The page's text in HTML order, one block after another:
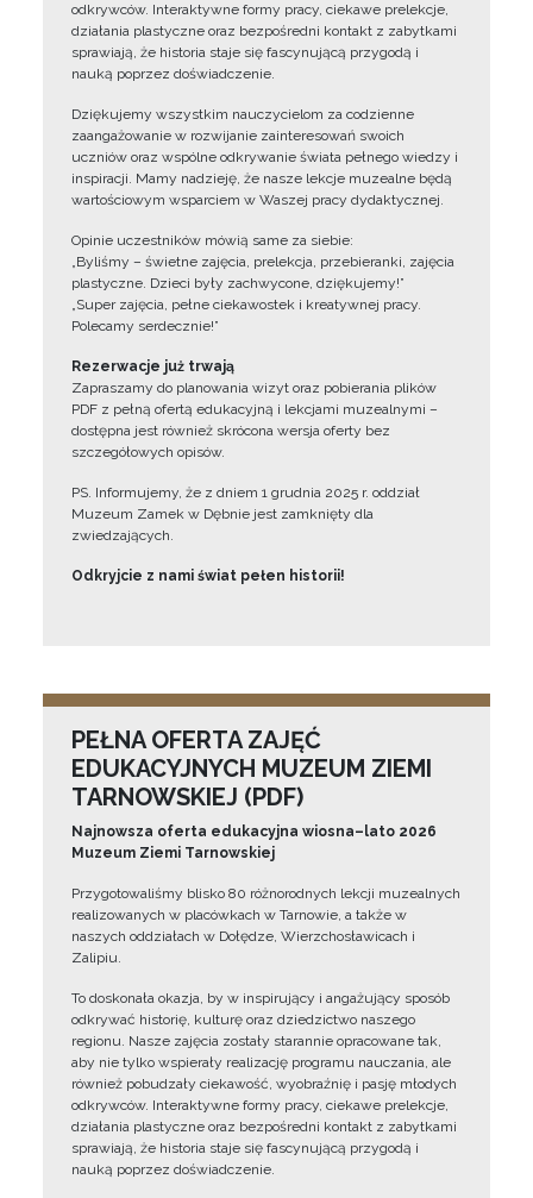
odkrywców. Interaktywne formy pracy, ciekawe prelekcje,
działania plastyczne oraz bezpośredni kontakt z zabytkami
sprawiają, że historia staje się fascynującą przygodą i
nauką poprzez doświadczenie.
Dziękujemy wszystkim nauczycielom za codzienne
zaangażowanie w rozwijanie zainteresowań swoich
uczniów oraz wspólne odkrywanie świata pełnego wiedzy i
inspiracji. Mamy nadzieję, że nasze lekcje muzealne będą
wartościowym wsparciem w Waszej pracy dydaktycznej.
Opinie uczestników mówią same za siebie:
„Byliśmy – świetne zajęcia, prelekcja, przebieranki, zajęcia
plastyczne. Dzieci były zachwycone, dziękujemy!”
„Super zajęcia, pełne ciekawostek i kreatywnej pracy.
Polecamy serdecznie!”
Rezerwacje już trwają
Zapraszamy do planowania wizyt oraz pobierania plików
PDF z pełną ofertą edukacyjną i lekcjami muzealnymi –
dostępna jest również skrócona wersja oferty bez
szczegółowych opisów.
PS. Informujemy, że z dniem 1 grudnia 2025 r. oddział
Muzeum Zamek w Dębnie jest zamknięty dla
zwiedzających.
Odkryjcie z nami świat pełen historii!
PEŁNA OFERTA ZAJĘĆ
EDUKACYJNYCH MUZEUM ZIEMI
TARNOWSKIEJ (PDF)
Najnowsza oferta edukacyjna wiosna–lato 2026
Muzeum Ziemi Tarnowskiej
Przygotowaliśmy blisko 80 różnorodnych lekcji muzealnych
realizowanych w placówkach w Tarnowie, a także w
naszych oddziałach w Dołędze, Wierzchosławicach i
Zalipiu.
To doskonała okazja, by w inspirujący i angażujący sposób
odkrywać historię, kulturę oraz dziedzictwo naszego
regionu. Nasze zajęcia zostały starannie opracowane tak,
aby nie tylko wspierały realizację programu nauczania, ale
również pobudzały ciekawość, wyobraźnię i pasję młodych
odkrywców. Interaktywne formy pracy, ciekawe prelekcje,
działania plastyczne oraz bezpośredni kontakt z zabytkami
sprawiają, że historia staje się fascynującą przygodą i
nauką poprzez doświadczenie.